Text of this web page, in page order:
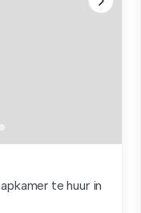
te huur in